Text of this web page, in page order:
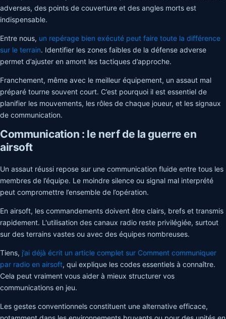
adverses, des points de couverture et des angles morts est
indispensable.
Entre nous, un repérage bien exécuté peut faire toute la différence
sur le terrain. Identifier les zones faibles de la défense adverse
permet d’ajuster en amont les tactiques d’approche.
Franchement, même avec le meilleur équipement, un assaut mal
préparé tourne souvent court. C’est pourquoi il est essentiel de
planifier les mouvements, les rôles de chaque joueur, et les signaux
de communication.
Communication : le nerf de la guerre en
airsoft
Un assaut réussi repose sur une communication fluide entre tous les
membres de l’équipe. Le moindre silence ou signal mal interprété
peut compromettre l’ensemble de l’opération.
En airsoft, les commandements doivent être clairs, brefs et transmis
rapidement. L'utilisation des canaux radio reste privilégiée, surtout
sur des terrains vastes ou avec des équipes nombreuses.
Tiens, j’ai déjà écrit un article complet sur Comment communiquer
par radio en airsoft, qui explique les codes essentiels à connaître.
Cela peut vraiment vous aider à mieux structurer vos
communications en jeu.
Les gestes conventionnels constituent une alternative efficace,